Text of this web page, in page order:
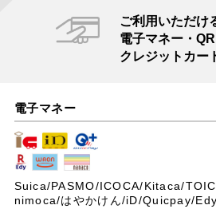
ご利用いただけ
電子マネー・QR
クレジットカー
電子マネー
Suica/PASMO/ICOCA/Kitaca/
nimoca/はやかけん/iD/Quicpay/